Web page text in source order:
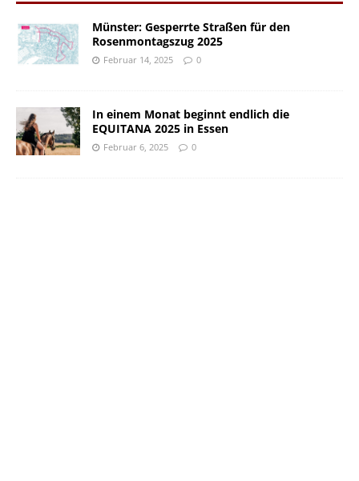
Münster: Gesperrte Straßen für den
Rosenmontagszug 2025
Februar 14, 2025 0
In einem Monat beginnt endlich die
EQUITANA 2025 in Essen
Februar 6, 2025 0